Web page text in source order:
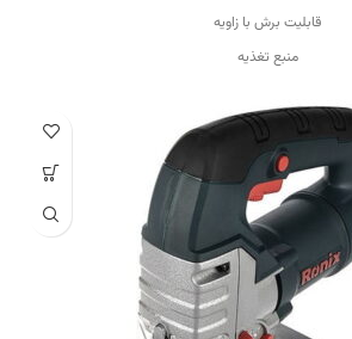
قابلیت برش با زاویه
منبع تغذیه
ویژگی سرعت دستگاه
قابلیت کنترل سرعت
ظرفیت برش در فولاد
ظرفیت برش در چوب
۱۳۰ میلی‌مت